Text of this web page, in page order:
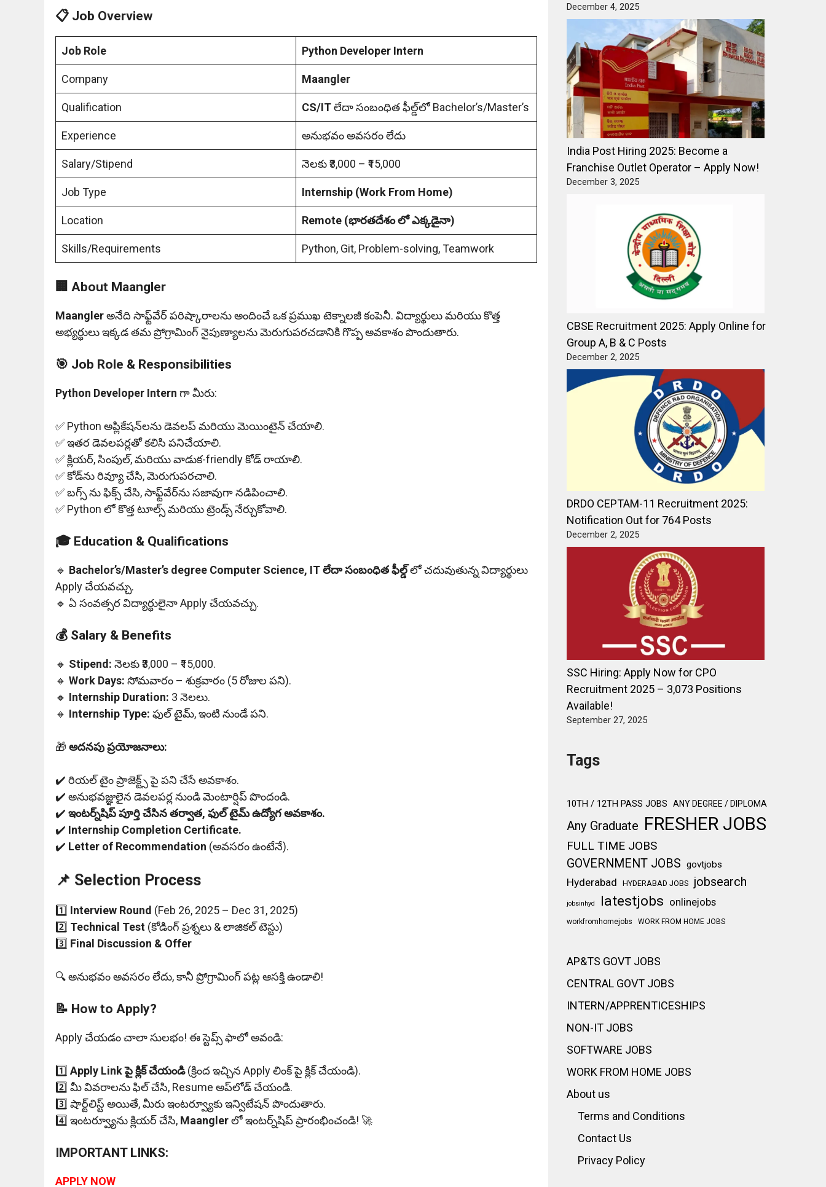
📋 Job Overview
Job Role Python Developer Intern
Company Maangler
Qualification CS/ITలేదా సంబంధిత ఫీల్డ్‌లో Bachelor’s/Master’s
Experience అనుభవం అవసరం లేదు
Salary/Stipend నెలకు ₹3,000 – ₹15,000
Job Type Internship (Work From Home)
Location Remote (భారతదేశం లో ఎక్కడైనా)
Skills/Requirements Python, Git, Problem-solving, Teamwork
🏢 About Maangler
Maanglerఅనేది సాఫ్ట్‌వేర్ పరిష్కారాలను అందించే ఒక ప్రముఖ టెక్నాలజీ కంపెనీ. విద్యార్థులు మరియు కొత్త
అభ్యర్థులు ఇక్కడ తమ ప్రోగ్రామింగ్ నైపుణ్యాలను మెరుగుపరచడానికి గొప్ప అవకాశం పొందుతారు.
🎯 Job Role & Responsibilities
Python Developer Intern గా మీరు:
✅ Python అప్లికేషన్‌లను డెవలప్ మరియు మెయింటైన్ చేయాలి.
✅ ఇతర డెవలపర్లతో కలిసి పనిచేయాలి.
✅ క్లియర్, సింపుల్, మరియు వాడుక-friendly కోడ్ రాయాలి.
✅ కోడ్‌ను రివ్యూ చేసి, మెరుగుపరచాలి.
✅ బగ్స్ ను ఫిక్స్ చేసి, సాఫ్ట్‌వేర్‌ను సజావుగా నడిపించాలి.
✅ Python లో కొత్త టూల్స్ మరియు ట్రెండ్స్ నేర్చుకోవాలి.
🎓 Education & Qualifications
🔹 Bachelor’s/Master’s degree Computer Science, IT లేదా సంబంధిత ఫీల్డ్లో చదువుతున్న విద్యార్థులు
Apply చేయవచ్చు.
🔹 ఏ సంవత్సర విద్యార్థులైనా Apply చేయవచ్చు.
💰 Salary & Benefits
🔸 Stipend: నెలకు ₹3,000 – ₹15,000.
🔸 Work Days: సోమవారం – శుక్రవారం (5 రోజుల పని).
🔸 Internship Duration: 3 నెలలు.
🔸 Internship Type: ఫుల్ టైమ్, ఇంటి నుండే పని.
🎁 అదనపు ప్రయోజనాలు:
✔️ రియల్ టైం ప్రాజెక్ట్స్ పై పని చేసే అవకాశం.
✔️ అనుభవజ్ఞులైన డెవలపర్ల నుండి మెంటార్షిప్ పొందండి.
✔️ ఇంటర్న్‌షిప్ పూర్తి చేసిన తర్వాత, ఫుల్ టైమ్ ఉద్యోగ అవకాశం.
✔️ Internship Completion Certificate.
✔️ Letter of Recommendation (అవసరం ఉంటేనే).
📌 Selection Process
1️⃣ Interview Round (Feb 26, 2025 – Dec 31, 2025)
2️⃣ Technical Test (కోడింగ్ ప్రశ్నలు & లాజికల్ టెస్టు)
3️⃣ Final Discussion & Offer
🔍 అనుభవం అవసరం లేదు, కానీ ప్రోగ్రామింగ్ పట్ల ఆసక్తి ఉండాలి!
📝 How to Apply?
Apply చేయడం చాలా సులభం! ఈ స్టెప్స్ ఫాలో అవండి:
1️⃣ Apply Link పై క్లిక్ చేయండి(క్రింద ఇచ్చిన Apply లింక్ పై క్లిక్ చేయండి).
2️⃣ మీ వివరాలను ఫిల్ చేసి, Resume అప్‌లోడ్ చేయండి.
3️⃣ షార్ట్‌లిస్ట్ అయితే, మీరు ఇంటర్వ్యూకు ఇన్విటేషన్ పొందుతారు.
4️⃣ ఇంటర్వ్యూను క్లియర్ చేసి, Maanglerలో ఇంటర్న్‌షిప్ ప్రారంభించండి! 🚀
IMPORTANT LINKS:
APPLY NOW
December 4, 2025
India Post Hiring 2025: Become a
Franchise Outlet Operator – Apply Now!
December 3, 2025
CBSE Recruitment 2025: Apply Online for
Group A, B & C Posts
December 2, 2025
DRDO CEPTAM-11 Recruitment 2025:
Notification Out for 764 Posts
December 2, 2025
SSC Hiring: Apply Now for CPO
Recruitment 2025 – 3,073 Positions
Available!
September 27, 2025
Tags
10TH / 12TH PASS JOBS ANY DEGREE / DIPLOMA
Any Graduate FRESHER JOBS
FULL TIME JOBS
GOVERNMENT JOBS govtjobs
Hyderabad HYDERABAD JOBS jobsearch
jobsinhyd latestjobs onlinejobs
workfromhomejobs WORK FROM HOME JOBS
AP&TS GOVT JOBS
CENTRAL GOVT JOBS
INTERN/APPRENTICESHIPS
NON-IT JOBS
SOFTWARE JOBS
WORK FROM HOME JOBS
About us
Terms and Conditions
Contact Us
Privacy Policy